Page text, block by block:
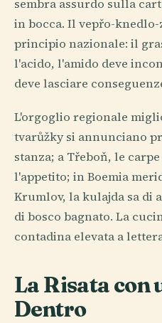
sembra assurdo sulla
in bocca. Il vepřo-knedlo-
principio nazionale: il
l'acido, l'amido deve
deve lasciare
L'orgoglio regionale
tvarůžky si annunciano
stanza; a Třeboň, le
l'appetito; in Boemia
Krumlov, la kulajda sa di
di bosco bagnato. La
contadina elevata a
La Risata con
Dentro